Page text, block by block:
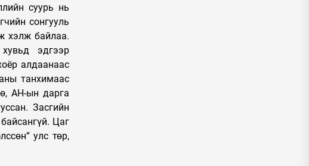
суурь нь
сонгууль
хэлж байлаа.
эдгээр
алдаанаас
танхимаас
АН-ын дарга
Засгийн
Цаг
улс төр,